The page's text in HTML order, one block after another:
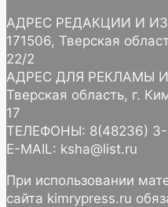
АДРЕС РЕДАКЦИИ И
171506, Тверская
22/2
АДРЕС ДЛЯ РЕКЛАМЫ
Тверская область, г.
17
ТЕЛЕФОНЫ: 8(48236)
E-MAIL: ksha@list.ru
При использовании
сайта kimrypress.ru